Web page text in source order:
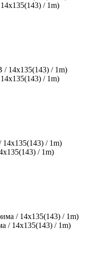
/ 1m)
/ 1m)
/ 1m)
/ 14x135(143) / 1m)